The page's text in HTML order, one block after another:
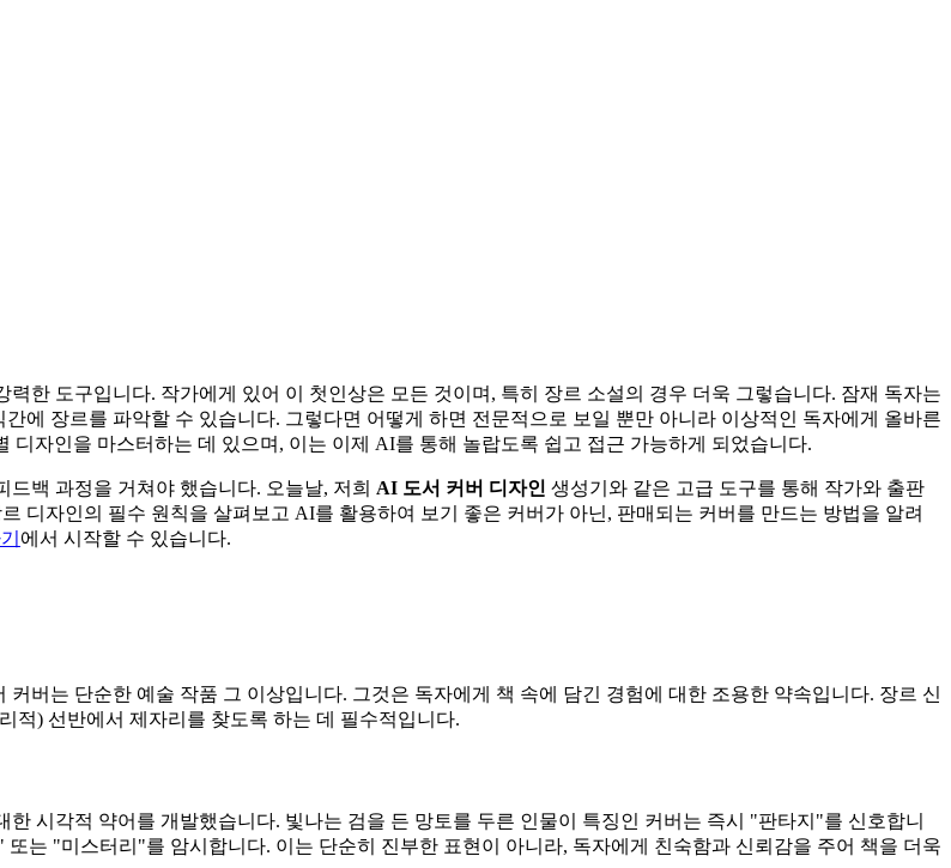
한 도구입니다. 작가에게 있어 이 첫인상은 모든 것이며, 특히 장르 소설의 경우 더욱 그렇습니다. 잠재 독자는
에 장르를 파악할 수 있습니다. 그렇다면 어떻게 하면 전문적으로 보일 뿐만 아니라 이상적인 독자에게 올바른
디자인을 마스터하는 데 있으며, 이는 이제 AI를 통해 놀랍도록 쉽고 접근 가능하게 되었습니다.
백 과정을 거쳐야 했습니다. 오늘날, 저희 AI 도서 커버 디자인 생성기와 같은 고급 도구를 통해 작가와 출판
디자인의 필수 원칙을 살펴보고 AI를 활용하여 보기 좋은 커버가 아닌, 판매되는 커버를 만드는 방법을 알려
에서 시작할 수 있습니다.
버는 단순한 예술 작품 그 이상입니다. 그것은 독자에게 책 속에 담긴 경험에 대한 조용한 약속입니다. 장르 신
적) 선반에서 제자리를 찾도록 하는 데 필수적입니다.
시각적 약어를 개발했습니다. 빛나는 검을 든 망토를 두른 인물이 특징인 커버는 즉시 "판타지"를 신호합니
는 "미스터리"를 암시합니다. 이는 단순히 진부한 표현이 아니라, 독자에게 친숙함과 신뢰감을 주어 책을 더욱